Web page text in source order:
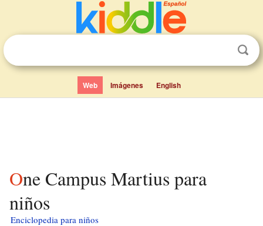
Web Imágenes English
One Campus Martius para
niños
Enciclopedia para niños